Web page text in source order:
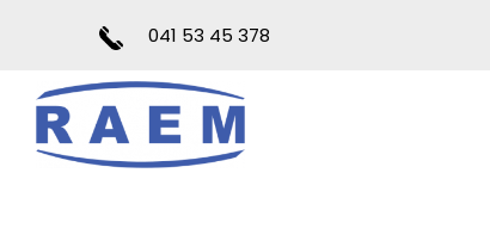
041 53 45 378